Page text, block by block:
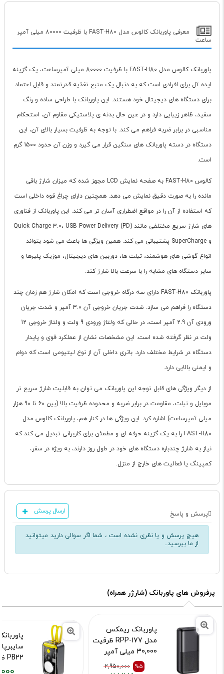
معرفی پاوربانک کالوس مدل FAST-H80 با ظرفیت 80000 میلی آمپر
ساعت
پاوربانک کالوس مدل FAST-H80 با ظرفیت 80000 میلی آمپرساعت، یک گزینه
ایده آل برای افرادی است که به دنبال یک منبع تغذیه قدرتمند و قابل اعتماد
برای دستگاه های دیجیتال خود هستند. این پاوربانک با طراحی ساده و رنگ
سفید، ظاهر زیبایی دارد و در عین حال بدنه ی پلاستیکی مقاوم آن، استحکام
مناسبی در برابر ضربه فراهم می کند. با توجه به ظرفیت بسیار بالای آن، این
دستگاه در دسته پاوربانک های سنگین قرار می گیرد و وزن آن حدود 1500 گرم
است.
کالوس FAST-H80 به صفحه نمایش LCD مجهز شده که میزان شارژ باقی
مانده را به صورت دقیق نمایش می دهد. همچنین دارای چراغ قوه داخلی است
که استفاده از آن را در مواقع اضطراری آسان تر می کند. این پاوربانک از فناوری
های شارژ سریع مختلفی مانند Quick Charge 3.0، USB Power Delivery (PD)
و SuperCharge پشتیبانی می کند. همین ویژگی ها باعث می شود بتواند
انواع گوشی های هوشمند، تبلت ها، دوربین های دیجیتال، موزیک پلیرها و
سایر دستگاه های مشابه را با سرعت بالا شارژ کند.
پاوربانک FAST-H80 دارای سه درگاه خروجی است که امکان شارژ هم زمان چند
دستگاه را فراهم می سازد. شدت جریان خروجی آن 3.0 آمپر و شدت جریان
ورودی آن 2.9 آمپر است، در حالی که ولتاژ ورودی 9 ولت و ولتاژ خروجی 12
ولت در نظر گرفته شده است. این مشخصات نشان از عملکرد قوی و پایدار
دستگاه در شرایط مختلف دارد. باتری داخلی آن از نوع لیتیومی است که دوام
و ایمنی بالایی دارد.
از دیگر ویژگی های قابل توجه این پاوربانک می توان به قابلیت شارژ سریع تر
موبایل و تبلت، مقاومت در برابر ضربه و محدوده ظرفیت بالا (بین 60 تا 90 هزار
میلی آمپرساعت) اشاره کرد. این ویژگی ها در کنار هم، پاوربانک کالوس مدل
FAST-H80 را به یک گزینه حرفه ای و مطمئن برای کاربرانی تبدیل می کند که
نیاز به شارژ چندباره دستگاه های خود در طول روز دارند، به ویژه در سفر،
کمپینگ یا فعالیت های خارج از منزل.
پرسش و پاسخ ارسال پرسش
هیچ پرسش و یا نظری نشده است ، شما اگر سوالی دارید میتوانید
از ما بپرسید..
پرفروش های پاوربانک (شارژر همراه)
پاوربانک ریمکس
مدل RPP-177 ظرفیت
30,000 میلی آمپر
ساعت%5
2,950,000 میلی